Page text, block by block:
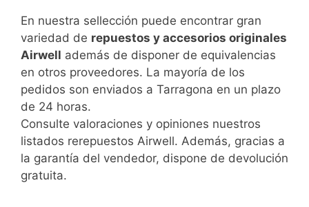
En nuestra sellección puede encontrar gran
variedad de repuestos y accesorios originales
Airwell además de disponer de equivalencias
en otros proveedores. La mayoría de los
pedidos son enviados a Tarragona en un plazo
de 24 horas.
Consulte valoraciones y opiniones nuestros
listados rerepuestos Airwell. Además, gracias a
la garantía del vendedor, dispone de devolución
gratuita.